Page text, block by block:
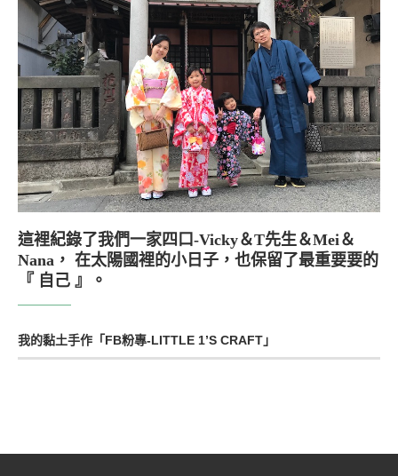
這裡紀錄了我們一家四口-Vicky＆T先生＆Mei＆
Nana， 在太陽國裡的小日子，也保留了最重要要的
『 自己 』。
我的黏土手作「FB粉專-LITTLE 1’S CRAFT」